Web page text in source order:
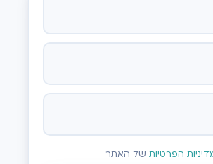
הפרטיות של האתר